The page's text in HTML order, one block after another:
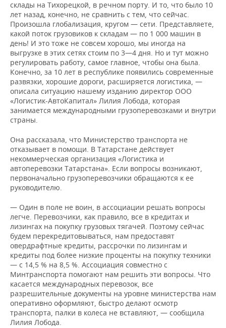
склады на Тихорецкой, в речном порту. И то, что было 10
лет назад, конечно, не сравнить с тем, что сейчас.
Произошла глобализация, кругом — сети. Представляете,
какой поток грузовиков к складам — по 1 000 машин в
день! И это тоже не совсем хорошо, мы иногда на
выгрузке в этих сетях стоим по 3—4 дня. Но и тут можно
регулировать работу, самое главное, чтобы она была.
Конечно, за 10 лет в республике появились современные
развязки, хорошие дороги, расширяется логистика, —
описала ситуацию нашему изданию директор ООО
«Логистик-АвтоКапитал» Лилия Лобода, которая
занимается международными грузоперевозками и внутри
страны.
Она рассказала, что Министерство транспорта не
отказывает в помощи. В Татарстане действует
некоммерческая организация «Логистика и
автоперевозки Татарстана». Если вопросы возникают,
первоначально грузоперевозчики обращаются к ее
руководителю.
— Один в поле не воин, в ассоциации решать вопросы
легче. Перевозчики, как правило, все в кредитах и
лизингах на покупку грузовых тягачей. Поэтому сейчас
будем перекредитовываться, нам предоставят
овердрафтные кредиты, рассрочки по лизингам и
кредиты под более низкие проценты на покупку техники
— с 14,5 % на 8,5 %. Ассоциация совместно с
Минтранспорта помогают нам решить эти вопросы. Что
касается международных перевозок, все
разрешительные документы на уровне министерства нам
оперативно оформляют, быстро делают осмотр
транспорта, палки в колеса не вставляют, — сообщила
Лилия Лобода.